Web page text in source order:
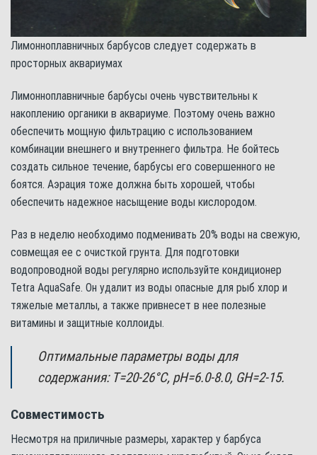
Лимонноплавничных барбусов следует содержать в
просторных аквариумах
Лимонноплавничные барбусы очень чувствительны к
накоплению органики в аквариуме. Поэтому очень важно
обеспечить мощную фильтрацию с использованием
комбинации внешнего и внутреннего фильтра. Не бойтесь
создать сильное течение, барбусы его совершенного не
боятся. Аэрация тоже должна быть хорошей, чтобы
обеспечить надежное насыщение воды кислородом.
Раз в неделю необходимо подменивать 20% воды на свежую,
совмещая ее с очисткой грунта. Для подготовки
водопроводной воды регулярно используйте кондиционер
Tetra AquaSafe. Он удалит из воды опасные для рыб хлор и
тяжелые металлы, а также привнесет в нее полезные
витамины и защитные коллоиды.
Оптимальные параметры воды для
содержания: Т=20-26°С, pH=6.0-8.0, GH=2-15.
Совместимость
Несмотря на приличные размеры, характер у барбуса